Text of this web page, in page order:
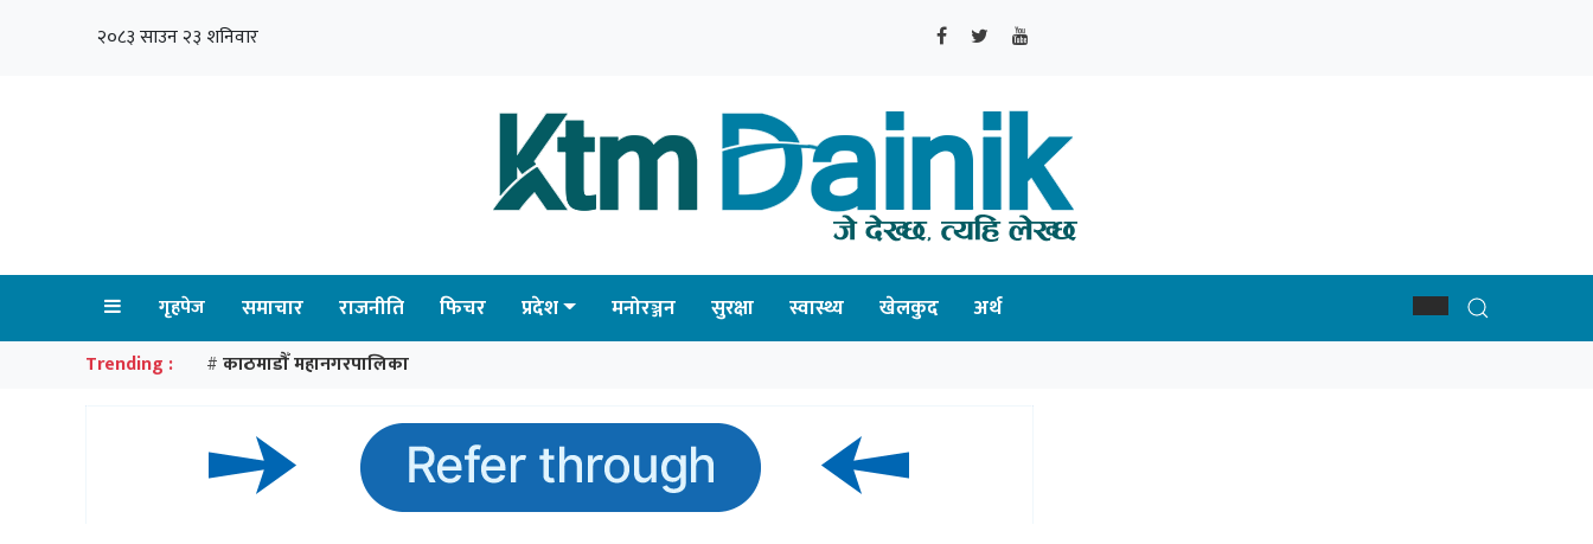
२०८३ साउन २३ शनिवार
गृहपेज समाचार राजनीति फिचर प्रदेश मनोरञ्जन सुरक्षा स्वास्थ्य खेलकुद अर्थ
Trending : # काठमाडौँ महानगरपालिका